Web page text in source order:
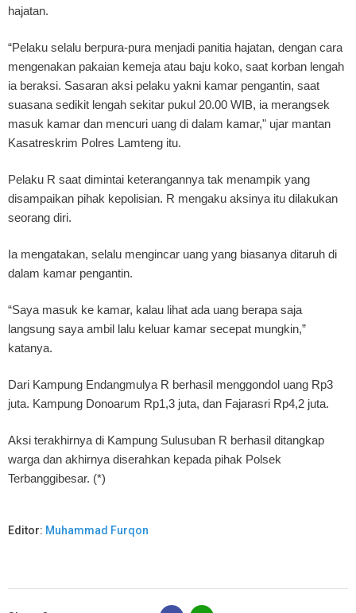
hajatan.
“Pelaku selalu berpura-pura menjadi panitia hajatan, dengan cara
mengenakan pakaian kemeja atau baju koko, saat korban lengah
ia beraksi. Sasaran aksi pelaku yakni kamar pengantin, saat
suasana sedikit lengah sekitar pukul 20.00 WIB, ia merangsek
masuk kamar dan mencuri uang di dalam kamar," ujar mantan
Kasatreskrim Polres Lamteng itu.
Pelaku R saat dimintai keterangannya tak menampik yang
disampaikan pihak kepolisian. R mengaku aksinya itu dilakukan
seorang diri.
Ia mengatakan, selalu mengincar uang yang biasanya ditaruh di
dalam kamar pengantin.
“Saya masuk ke kamar, kalau lihat ada uang berapa saja
langsung saya ambil lalu keluar kamar secepat mungkin,”
katanya.
Dari Kampung Endangmulya R berhasil menggondol uang Rp3
juta. Kampung Donoarum Rp1,3 juta, dan Fajarasri Rp4,2 juta.
Aksi terakhirnya di Kampung Sulusuban R berhasil ditangkap
warga dan akhirnya diserahkan kepada pihak Polsek
Terbanggibesar. (*)
Editor: Muhammad Furqon
B